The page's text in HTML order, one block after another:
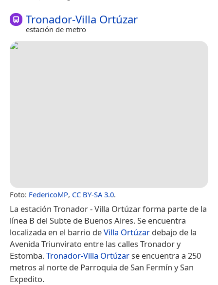
Tronador-Villa Ortúzar
estación de metro
Foto: FedericoMP, CC BY-SA 3.0.
La estación Tronador - Villa Ortúzar forma parte de la
línea B del Subte de Buenos Aires. Se encuentra
localizada en el barrio deVilla Ortúzar debajo de la
Avenida Triunvirato entre las calles Tronador y
Estomba.Tronador-Villa Ortúzarse encuentra a 250
metros al norte de Parroquia de San Fermín y San
Expedito.